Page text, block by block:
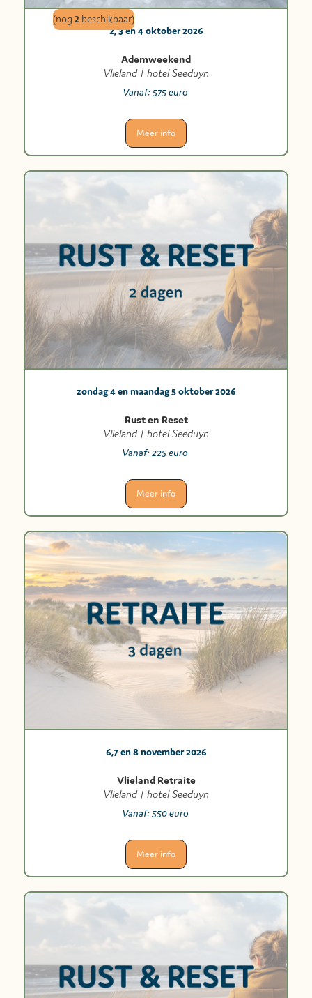
(nog 2 beschikbaar)
2, 3 en 4 oktober 2026
Ademweekend
Vlieland | hotel Seeduyn
Vanaf: 575 euro
Meer info
zondag 4 en maandag 5 oktober 2026
Rust en Reset
Vlieland | hotel Seeduyn
Vanaf:225 euro
Meer info
6,7 en 8 november 2026
Vlieland Retraite
Vlieland | hotel Seeduyn
Vanaf: 550 euro
Meer info